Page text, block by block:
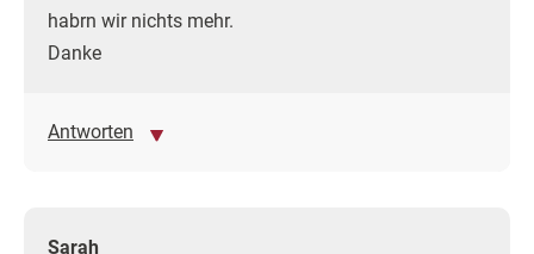
habrn wir nichts mehr.
Danke
Antworten
Sarah